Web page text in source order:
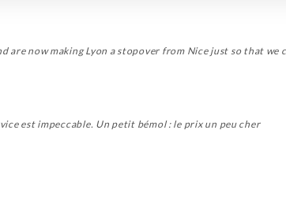
are now making Lyon a stopover from Nice just so that we
est impeccable. Un petit bémol : le prix un peu cher